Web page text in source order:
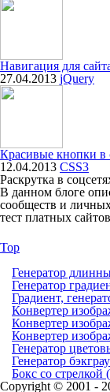
Навигация для
27.04.2013 jQuery
Красивые кнопки в
12.04.2013 CSS3
Раскрутка в
В данном блоге
сообществ и
тест платных
Top
Генератор
Генератор
Градиент,
Конвертер
Конвертер
Конвертер
Генератор
Генератор
Бокс со стрелкой
Copyright © 2001 -